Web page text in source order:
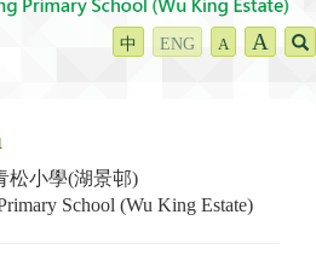
中 ENG A A
松小學(湖景邨)
School (Wu King Estate)